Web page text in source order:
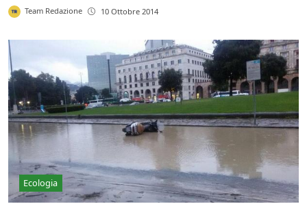
Team Redazione 10 Ottobre 2014
Ecologia